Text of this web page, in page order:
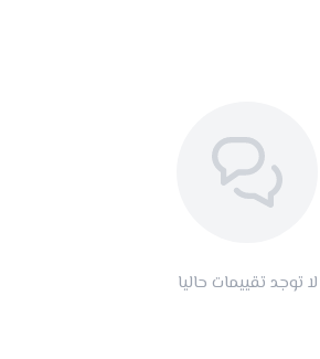
لا توجد تقييمات حاليا